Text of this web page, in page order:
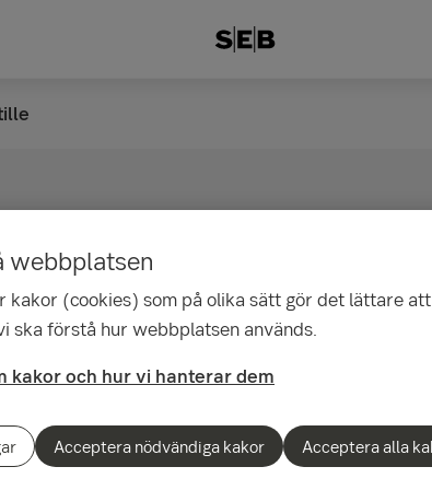
att hjälpa dig och ge råd när händelser i livet
oavsett i vilken fas. Våra rådgivare finns här
webbplatsen
kakor (cookies) som på olika sätt gör det lättare
ska förstå hur webbplatsen används.
kakor och hur vi hanterar dem
Acceptera nödvändiga kakor Acceptera alla